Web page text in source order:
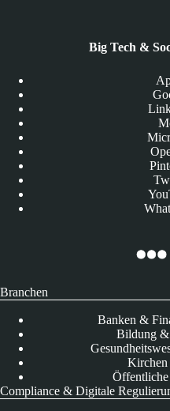
Big Tech &
Branchen
Banken &
Bildung &
Compliance & Digitale